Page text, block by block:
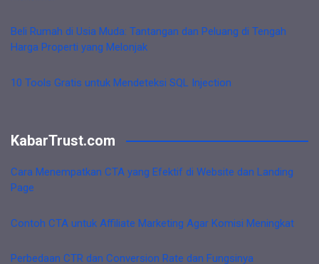
Beli Rumah di Usia Muda: Tantangan dan Peluang di Tengah
Harga Properti yang Melonjak
10 Tools Gratis untuk Mendeteksi SQL Injection
KabarTrust.com
Cara Menempatkan CTA yang Efektif di Website dan Landing
Page
Contoh CTA untuk Affiliate Marketing Agar Komisi Meningkat
Perbedaan CTR dan Conversion Rate dan Fungsinya